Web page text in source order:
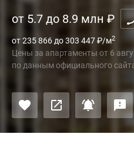
от 5.7 до 8.9 млн ₽
от 235 866 до 303 447₽/м2
Цены за апартаменты от 6
по данным официального